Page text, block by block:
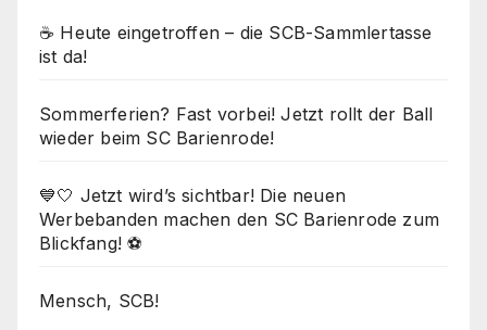
☕ Heute eingetroffen – die SCB-Sammlertasse
ist da!
Sommerferien? Fast vorbei! Jetzt rollt der Ball
wieder beim SC Barienrode!
💙🤍 Jetzt wird’s sichtbar! Die neuen
Werbebanden machen den SC Barienrode zum
Blickfang! ⚽
Mensch, SCB!